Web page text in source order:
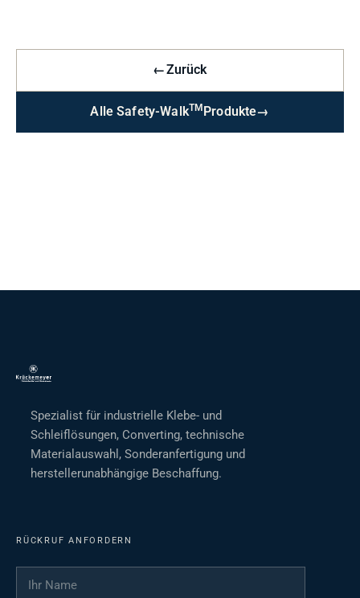
←Zurück
Alle Safety-WalkTM Produkte→
Spezialist für industrielle Klebe- und
Schleiflösungen, Converting, technische
Materialauswahl, Sonderanfertigung und
herstellerunabhängige Beschaffung.
RÜCKRUF ANFORDERN
Ihr Name